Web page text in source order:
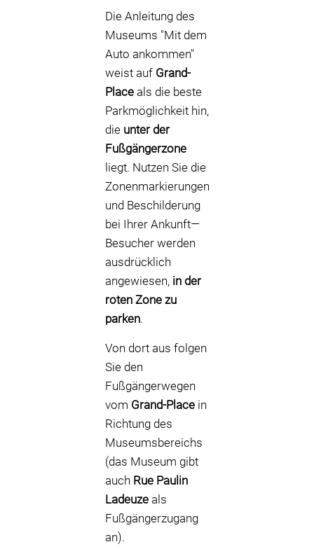
Die Anleitung des
Museums "Mit dem
Auto ankommen"
weist auf Grand-
Place als die beste
Parkmöglichkeit hin,
die unter der
Fußgängerzone
liegt. Nutzen Sie die
Zonenmarkierungen
und Beschilderung
bei Ihrer Ankunft—
Besucher werden
ausdrücklich
angewiesen, in der
roten Zone zu
parken.
Von dort aus folgen
Sie den
Fußgängerwegen
vom Grand-Place in
Richtung des
Museumsbereichs
(das Museum gibt
auch Rue Paulin
Ladeuze als
Fußgängerzugang
an).